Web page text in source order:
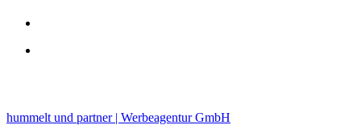
hummelt und partner | Werbeagentur GmbH